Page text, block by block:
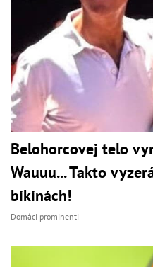
Belohorcovej telo
Wauuu... Takto
bikinách!
Domáci prominenti